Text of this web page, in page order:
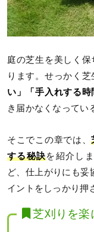
庭の芝生を美しく
ります。せっかく
い」「手入れする時
き届かなくなってい
そこでこの章では、
する秘訣を紹介し
ど、仕上がりにも妥
イントをしっかり押
芝刈りを楽